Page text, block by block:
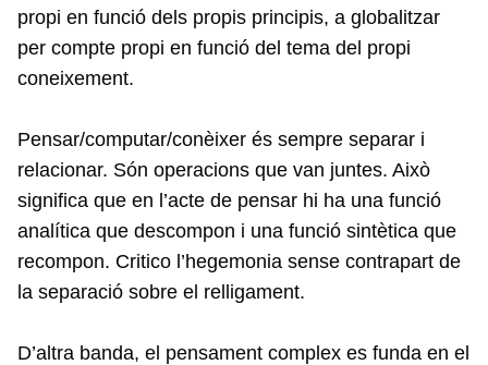
propi en funció dels propis principis, a globalitzar
per compte propi en funció del tema del propi
coneixement.
Pensar/computar/conèixer és sempre separar i
relacionar. Són operacions que van juntes. Això
significa que en l’acte de pensar hi ha una funció
analítica que descompon i una funció sintètica que
recompon. Critico l’hegemonia sense contrapart de
la separació sobre el relligament.
D’altra banda, el pensament complex es funda en el